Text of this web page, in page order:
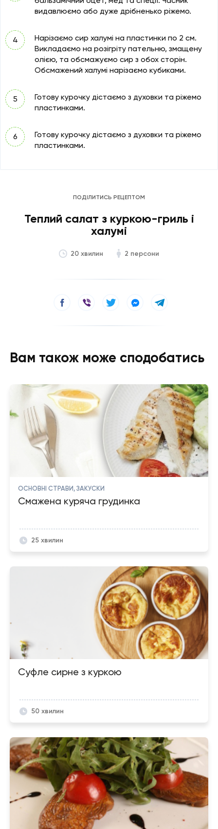
видавлюємо або дуже дрібненько ріжемо.
Нарізаємо сир халумі на пластинки по 2 см.
Викладаємо на розігріту пательню, змащену
олією, та обсмажуємо сир з обох сторін.
Обсмажений халумі нарізаємо кубиками.
Готову курочку дістаємо з духовки та ріжемо
пластинками.
Готову курочку дістаємо з духовки та ріжемо
пластинками.
ПОДІЛИТИСЬ РЕЦЕПТОМ
Теплий салат з куркою-гриль і
халумі
20 хвилин 2 персони
Вам також може сподобатись
ОСНОВНІ СТРАВИ, ЗАКУСКИ
Смажена куряча грудинка
25 хвилин
Суфле сирне з куркою
50 хвилин